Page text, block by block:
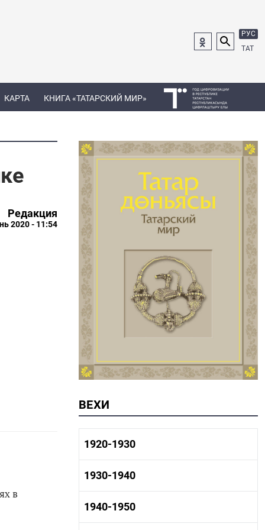
РУС
ТАТ
КАРТА КНИГА «ТАТАРСКИЙ МИР»
Редакция
2020 - 11:54
в
ВЕХИ
1920-1930
1920-1930 история
1920-1930 культура
1930-1940
1930-1940 история
1930-1940 культура
1940-1950